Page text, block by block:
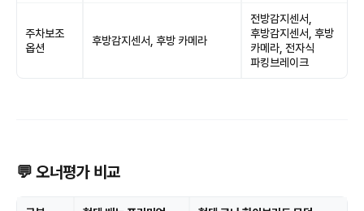
주차보조
옵션
후방감지센서, 후방 카메라
전방감지센서,
후방감지센서, 후방
카메라, 전자식
파킹브레이크
💬 오너평가 비교